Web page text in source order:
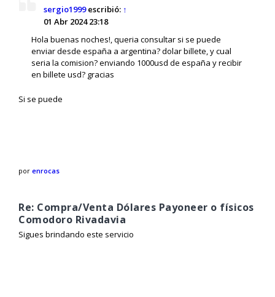
sergio1999escribió: ↑
01 Abr 2024 23:18
Hola buenas noches!, queria consultar si se puede
enviar desde españa a argentina? dolar billete, y cual
seria la comision? enviando 1000usd de españa y recibir
en billete usd? gracias
Si se puede
por enrocas
Re: Compra/Venta Dólares Payoneer o físicos
Comodoro Rivadavia
Sigues brindando este servicio